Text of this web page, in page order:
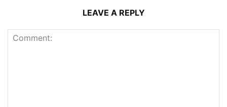
LEAVE A REPLY